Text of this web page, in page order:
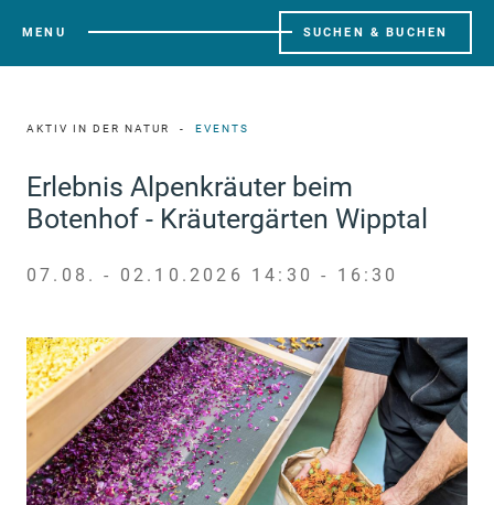
MENU SUCHEN & BUCHEN
AKTIV IN DER NATUR EVENTS
Erlebnis Alpenkräuter beim
Botenhof - Kräutergärten Wipptal
07.08. - 02.10.2026 14:30 - 16:30